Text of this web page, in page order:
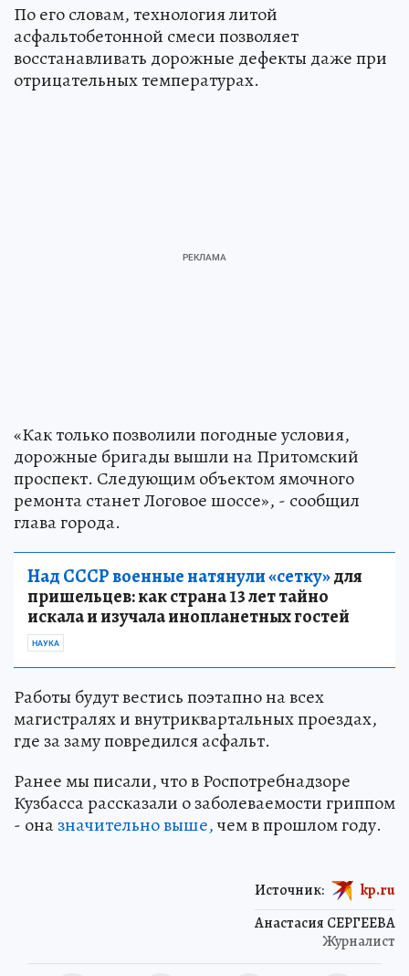
По его словам, технология литой
асфальтобетонной смеси позволяет
восстанавливать дорожные дефекты даже при
отрицательных температурах.
«Как только позволили погодные условия,
дорожные бригады вышли на Притомский
проспект. Следующим объектом ямочного
ремонта станет Логовое шоссе», - сообщил
глава города.
Над СССР военные натянули «сетку»для
пришельцев: как страна 13 лет тайно
искала и изучала инопланетных гостей
НАУКА
Работы будут вестись поэтапно на всех
магистралях и внутриквартальных проездах,
где за заму повредился асфальт.
Ранее мы писали, что в Роспотребнадзоре
Кузбасса рассказали о заболеваемости гриппом
- оназначительно выше,чем в прошлом году.
Анастасия СЕРГЕЕВА
Журналист
Источник: kp.ru